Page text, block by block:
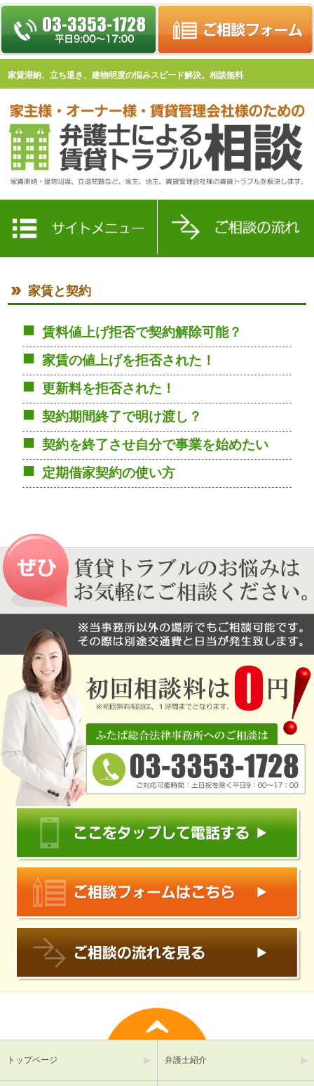
家賃滞納、立ち退き、建物明度の悩みスピード解決。相談無料
家賃と契約
賃料値上げ拒否で契約解除可能？
家賃の値上げを拒否された！
更新料を拒否された！
契約期間終了で明け渡し？
契約を終了させ自分で事業を始めたい
定期借家契約の使い方
トップページ 弁護士紹介